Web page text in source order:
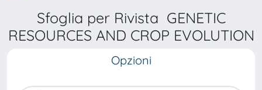
Sfoglia per Rivista GENETIC
RESOURCES AND CROP EVOLUTION
Opzioni